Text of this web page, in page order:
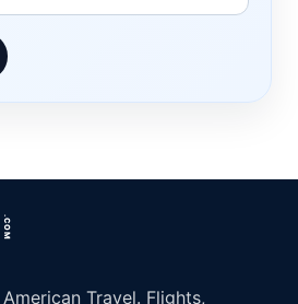
.COM
Travel. Flights,